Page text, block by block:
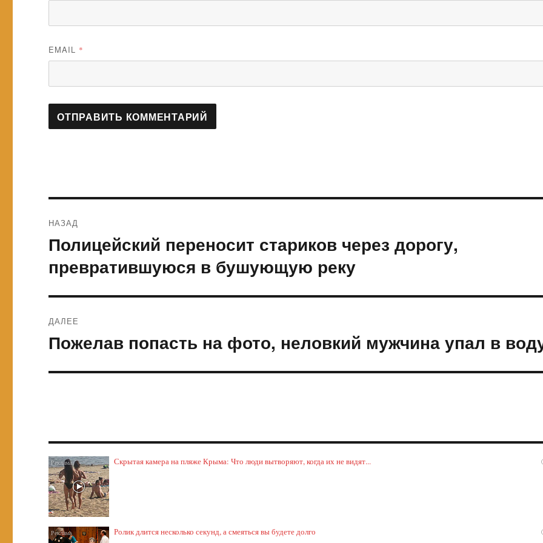
EMAIL *
по
записям
НАЗАД
Предыдущая
Полицейский переносит стариков через дорогу,
превратившуюся в бушующую реку
ДАЛЕЕ
Следующая
Пожелав попасть на фото, неловкий мужчина упал в
Скрытая камера на пляже Крыма: Что люди вытворяют, когда их не видят...
Ролик длится несколько секунд, а смеяться вы будете долго